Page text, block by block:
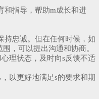
和指导，帮助m成长和进
持忠诚。但在任何时候，如
，可以提出沟通和协商。
理状态，及时向s反馈不适
以更好地满足s的要求和期